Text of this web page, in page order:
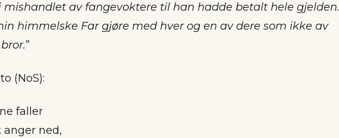
mishandlet av fangevoktere til han hadde betalt hele gjelden.
himmelske Far gjøre med hver og en av dere som ikke av
”
(NoS):
faller
ned,